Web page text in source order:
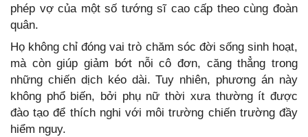
phép vợ của một số tướng sĩ cao cấp theo cùng đoàn
quân.
Họ không chỉ đóng vai trò chăm sóc đời sống sinh hoạt,
mà còn giúp giảm bớt nỗi cô đơn, căng thẳng trong
những chiến dịch kéo dài. Tuy nhiên, phương án này
không phổ biến, bởi phụ nữ thời xưa thường ít được
đào tạo để thích nghi với môi trường chiến trường đầy
hiểm nguy.